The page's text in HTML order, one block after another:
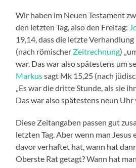
Wir haben im Neuen Testament
den letzten Tag, also den Freitag:
19,14, dass die letzte
(nach römischer Zeitrechnung)
war. Das war also spätestens um
Markussagt Mk 15,25 (nach
„Es war die dritte Stunde, als sie
Das war also spätestens neun
Diese Zeitangaben passen gut
letzten Tag. Aber wenn man Jesus
davor verhaftet hat, wann hat
Oberste Rat getagt? Wann hat